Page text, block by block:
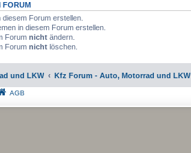
FORUM
diesem Forum erstellen.
in diesem Forum erstellen.
Forum nicht ändern.
Forum nicht löschen.
und LKW Kfz Forum - Auto, Motorrad und LKW
AGB